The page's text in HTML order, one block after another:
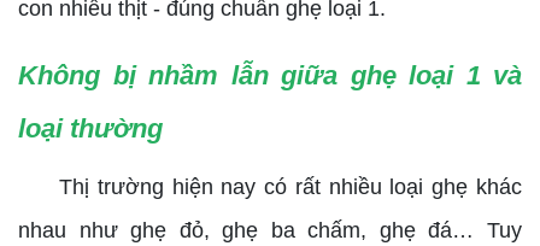
con nhiều thịt - đúng chuẩn ghẹ loại 1.
Không bị nhầm lẫn giữa ghẹ loại 1 và
loại thường
Thị trường hiện nay có rất nhiều loại ghẹ khác
nhau như ghẹ đỏ, ghẹ ba chấm, ghẹ đá… Tuy